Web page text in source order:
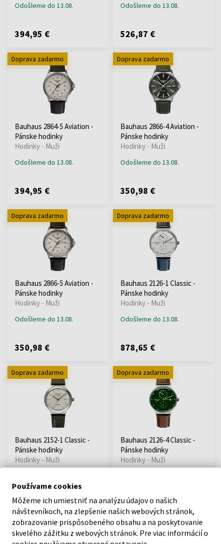
Odošleme do 13.08.
394,95 €
Odošleme do 13.08.
526,87 €
Doprava zadarmo
Bauhaus 2864-5 Aviation -
Pánske hodinky
Hodinky - Muži
Odošleme do 13.08.
394,95 €
Doprava zadarmo
Bauhaus 2866-4 Aviation -
Pánske hodinky
Hodinky - Muži
Odošleme do 13.08.
350,98 €
Doprava zadarmo
Bauhaus 2866-5 Aviation -
Pánske hodinky
Hodinky - Muži
Odošleme do 13.08.
350,98 €
Doprava zadarmo
Bauhaus 2126-1 Classic -
Pánske hodinky
Hodinky - Muži
Odošleme do 13.08.
878,65 €
Doprava zadarmo
Bauhaus 2152-1 Classic -
Pánske hodinky
Hodinky - Muži
526,87 €
Doprava zadarmo
Bauhaus 2126-4 Classic -
Pánske hodinky
Hodinky - Muži
878,65 €
Doprava zadarmo Doprava zadarmo
Používame cookies
Môžeme ich umiestniť na analýzu údajov o našich
návštevníkoch, na zlepšenie našich webových stránok,
zobrazovanie prispôsobeného obsahu a na poskytovanie
skvelého zážitku z webových stránok. Pre viac informácií o